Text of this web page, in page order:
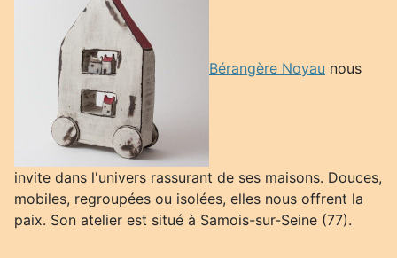
Bérangère Noyau nous
invite dans l'univers rassurant de ses maisons. Douces,
mobiles, regroupées ou isolées, elles nous offrent la
paix. Son atelier est situé à Samois-sur-Seine (77).